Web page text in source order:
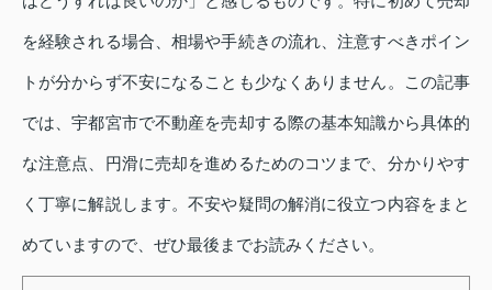
を経験される場合、相場や手続きの流れ、注意すべきポイン
トが分からず不安になることも少なくありません。この記事
では、宇都宮市で不動産を売却する際の基本知識から具体的
な注意点、円滑に売却を進めるためのコツまで、分かりやす
く丁寧に解説します。不安や疑問の解消に役立つ内容をまと
めていますので、ぜひ最後までお読みください。